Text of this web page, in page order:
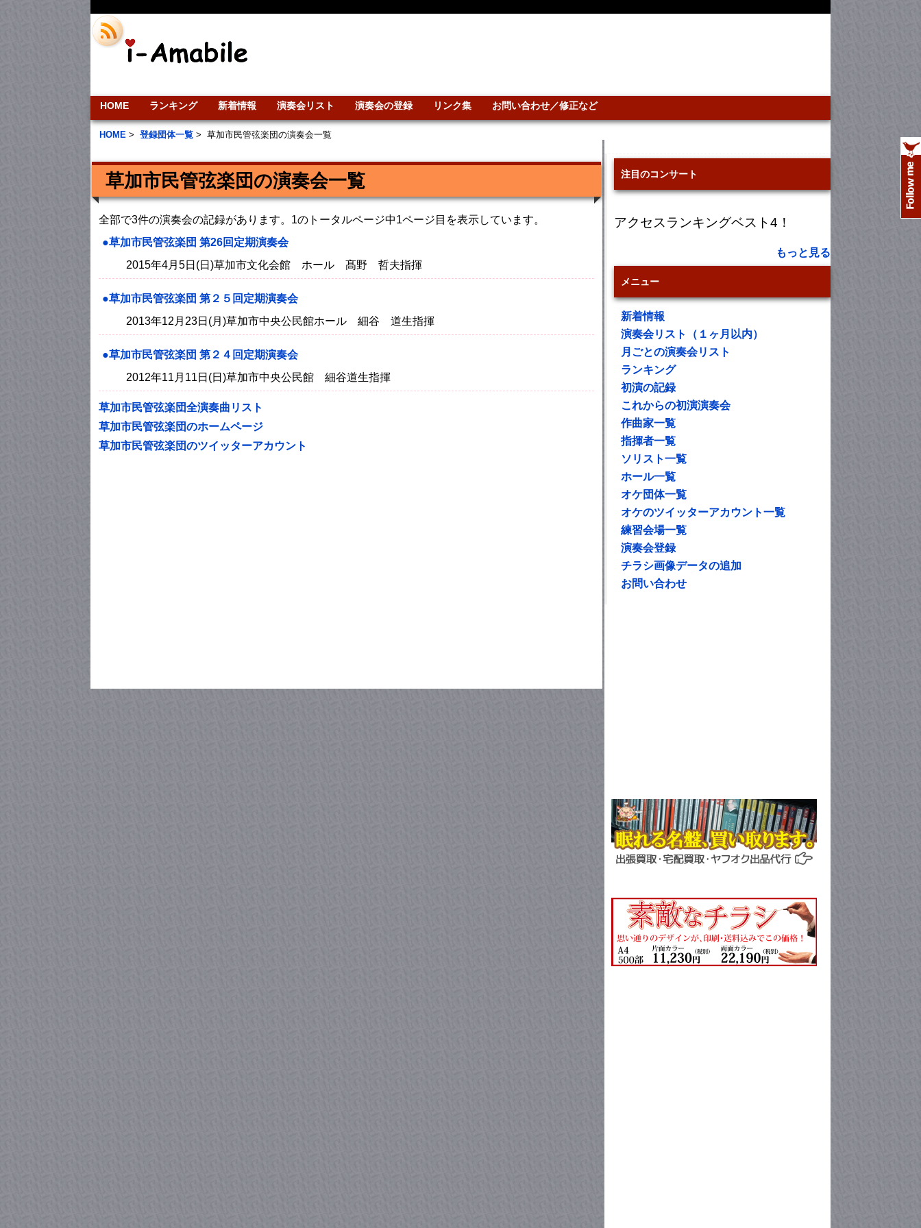
HOME ランキング 新着情報 演奏会リスト 演奏会の登録 リンク集 お問い合わせ／修正など
HOME > 登録団体一覧 > 草加市民管弦楽団の演奏会一覧
草加市民管弦楽団の演奏会一覧
全部で3件の演奏会の記録があります。1のトータルページ中1ページ目を表示しています。
●草加市民管弦楽団 第26回定期演奏会
2015年4月5日(日)草加市文化会館 ホール 髙野 哲夫指揮
●草加市民管弦楽団 第２５回定期演奏会
2013年12月23日(月)草加市中央公民館ホール 細谷 道生指揮
●草加市民管弦楽団 第２４回定期演奏会
2012年11月11日(日)草加市中央公民館 細谷道生指揮
草加市民管弦楽団全演奏曲リスト
草加市民管弦楽団のホームページ
草加市民管弦楽団のツイッターアカウント
注目のコンサート
アクセスランキングベスト4！
もっと見る
メニュー
新着情報
演奏会リスト（１ヶ月以内）
月ごとの演奏会リスト
ランキング
初演の記録
これからの初演演奏会
作曲家一覧
指揮者一覧
ソリスト一覧
ホール一覧
オケ団体一覧
オケのツイッターアカウント一覧
練習会場一覧
演奏会登録
チラシ画像データの追加
お問い合わせ